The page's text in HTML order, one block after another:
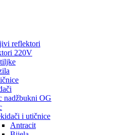
reflektori
220V
nadžbukni OG
i utičnice
Antracit